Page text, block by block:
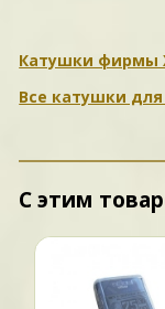
Катушки фирмы
Все катушки для
С этим